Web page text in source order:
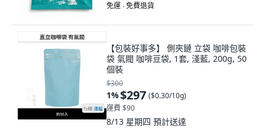
免運 ∙ 免費退貨
【包裝好事多】 側夾鏈 立袋 咖啡包裝
袋 氣閥 咖啡豆袋, 1套, 淺藍, 200g, 50
個裝
$300
1%$297 ($0.30/10g)
運費 $90
8/13 星期四 預計送達